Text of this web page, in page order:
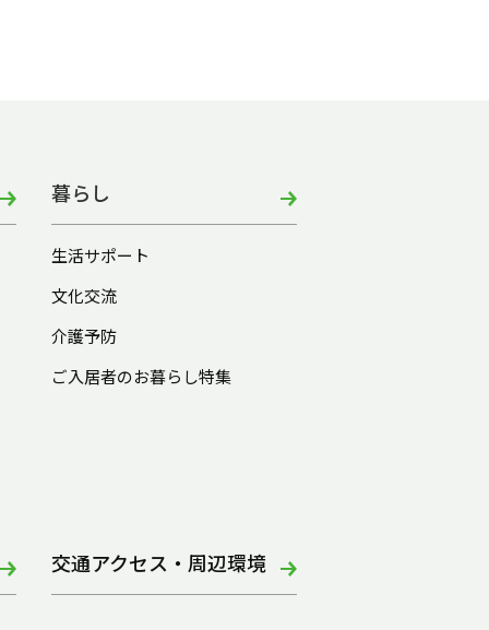
暮らし
生活サポート
文化交流
介護予防
ご入居者のお暮らし特集
交通アクセス・周辺環境